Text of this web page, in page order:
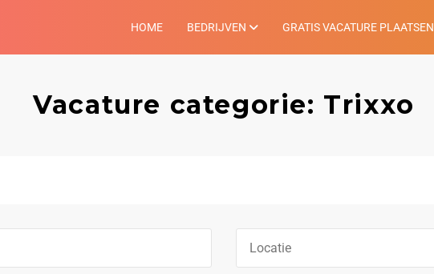
HOME BEDRIJVEN GRATIS VACATURE PLAATSEN
Vacature categorie: Trixxo